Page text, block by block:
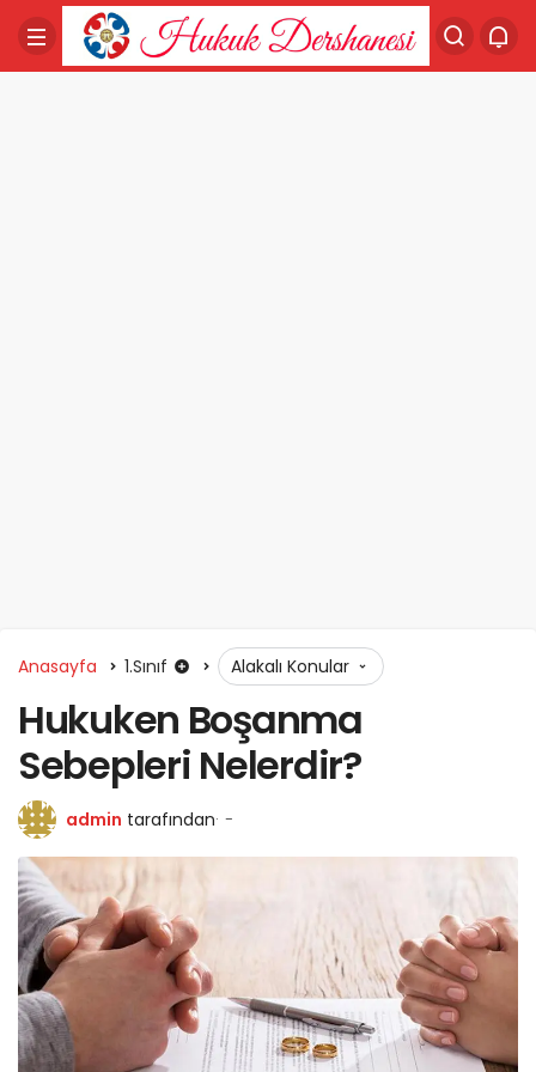
Anasayfa 1.Sınıf Alakalı Konular
Hukuken Boşanma
Sebepleri Nelerdir?
admin tarafından -